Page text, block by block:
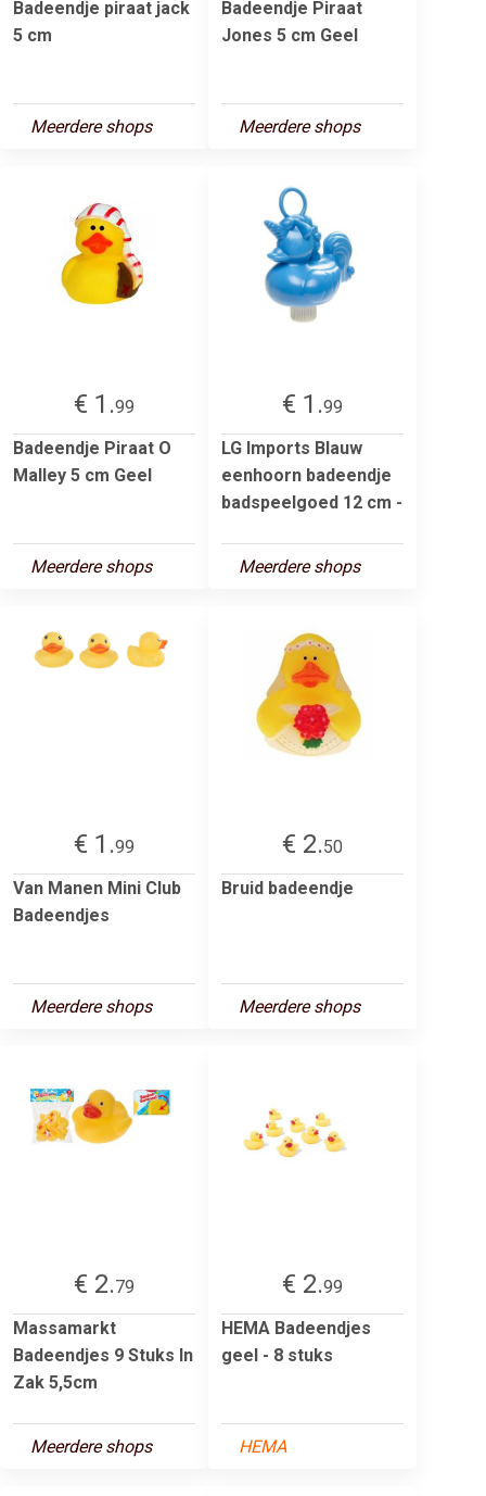
Badeendje piraat jack
5 cm
Meerdere shops
Badeendje Piraat
Jones 5 cm Geel
Meerdere shops
€ 1.99
Badeendje Piraat O
Malley 5 cm Geel
Meerdere shops
€ 1.99
LG Imports Blauw
eenhoorn badeendje
badspeelgoed 12 cm -
Meerdere shops
€ 1.99
Van Manen Mini Club
Badeendjes
Meerdere shops
€ 2.50
Bruid badeendje
Meerdere shops
€ 2.79
Massamarkt
Badeendjes 9 Stuks In
Zak 5,5cm
Meerdere shops
€ 2.99
HEMA Badeendjes
geel - 8 stuks
HEMA